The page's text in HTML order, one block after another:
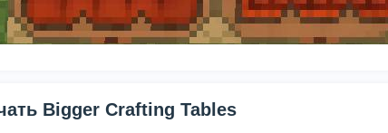
Bigger Crafting Tables